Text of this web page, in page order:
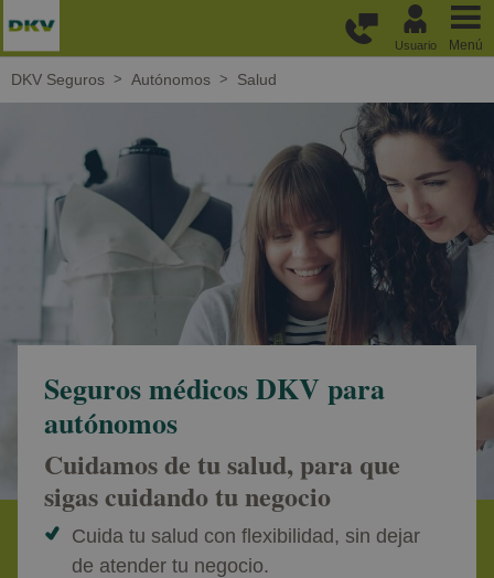
Usuario Menú
DKV Seguros Autónomos Salud
Seguros médicos DKV para
autónomos
Cuidamos de tu salud, para que
sigas cuidando tu negocio
Cuida tu salud con flexibilidad, sin dejar
de atender tu negocio.